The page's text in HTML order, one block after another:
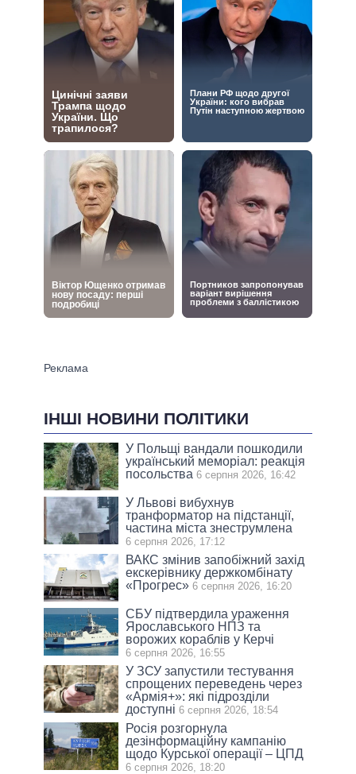
ІНШІ НОВИНИ ПОЛІТИКИ
У Польщі вандали пошкодили
український меморіал: реакція
посольства 6 серпня 2026, 16:42
У Львові вибухнув
транформатор на підстанції,
частина міста знеструмлена
6 серпня 2026, 17:12
ВАКС змінив запобіжний захід
екскерівнику держкомбінату
«Прогрес» 6 серпня 2026, 16:20
СБУ підтвердила ураження
Ярославського НПЗ та
ворожих кораблів у Керчі
6 серпня 2026, 16:55
У ЗСУ запустили тестування
спрощених переведень через
«Армія+»: які підрозділи
доступні 6 серпня 2026, 18:54
Росія розгорнула
дезінформаційну кампанію
щодо Курської операції – ЦПД
6 серпня 2026, 18:20